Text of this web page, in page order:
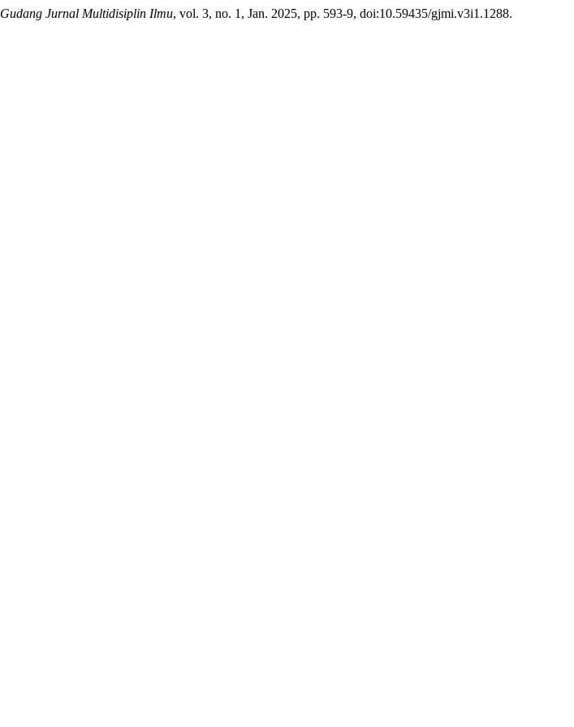
Gudang Jurnal Multidisiplin Ilmu, vol. 3, no. 1, Jan. 2025, pp. 593-9, doi:10.59435/gjmi.v3i1.1288.